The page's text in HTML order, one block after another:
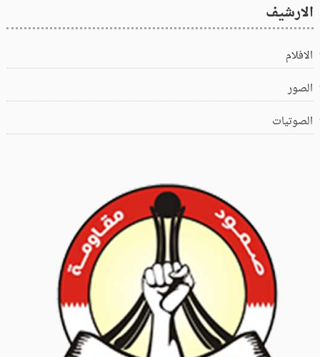
الارشيف
الافلام
الصور
الصوتيات